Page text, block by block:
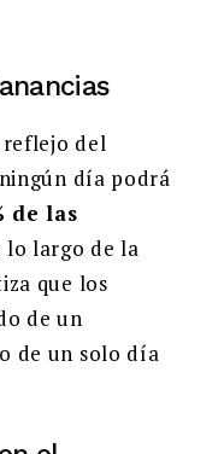
reflejo del
día podrá
de las
lo largo de la
que los
de un
de un solo día